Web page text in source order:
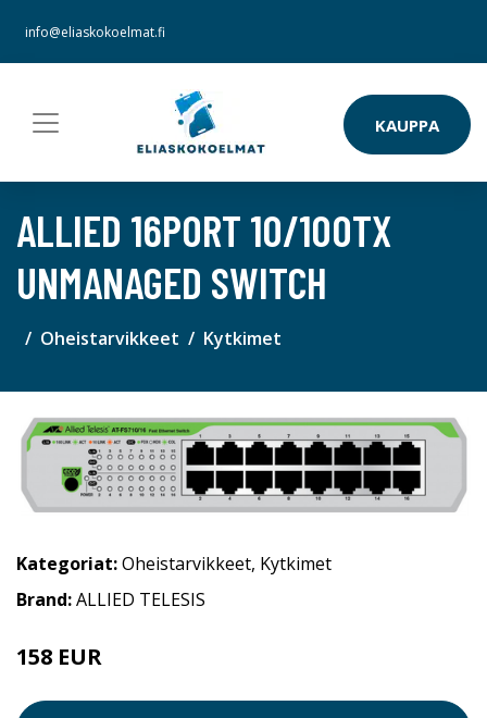
info@eliaskokoelmat.fi
KAUPPA
ALLIED 16PORT 10/100TX
UNMANAGED SWITCH
Oheistarvikkeet Kytkimet
Kategoriat:Oheistarvikkeet, Kytkimet
Brand:ALLIED TELESIS
158 EUR